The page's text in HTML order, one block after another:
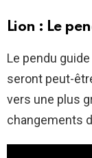
Lion : Le
Le pendu guide
seront peut-
vers une plus
changements